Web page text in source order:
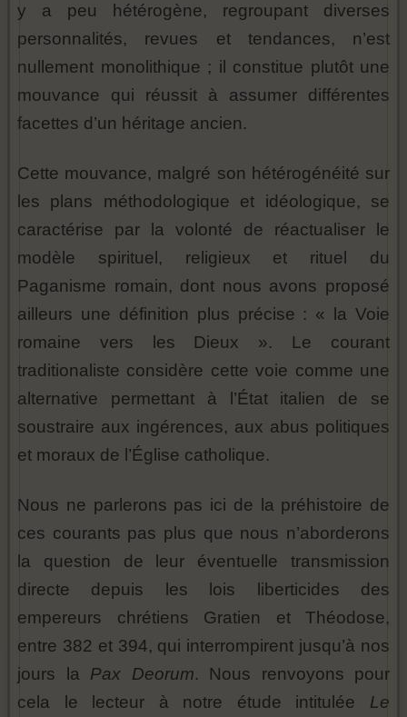
y a peu hétérogène, regroupant diverses
personnalités, revues et tendances, n’est
nullement monolithique ; il constitue plutôt une
mouvance qui réussit à assumer différentes
facettes d’un héritage ancien.
Cette mouvance, malgré son hétérogénéité sur
les plans méthodologique et idéologique, se
caractérise par la volonté de réactualiser le
modèle spirituel, religieux et rituel du
Paganisme romain, dont nous avons proposé
ailleurs une définition plus précise : « la Voie
romaine vers les Dieux ». Le courant
traditionaliste considère cette voie comme une
alternative permettant à l’État italien de se
soustraire aux ingérences, aux abus politiques
et moraux de l’Église catholique.
Nous ne parlerons pas ici de la préhistoire de
ces courants pas plus que nous n’aborderons
la question de leur éventuelle transmission
directe depuis les lois liberticides des
empereurs chrétiens Gratien et Théodose,
entre 382 et 394, qui interrompirent jusqu’à nos
jours la Pax Deorum. Nous renvoyons pour
cela le lecteur à notre étude intitulée Le